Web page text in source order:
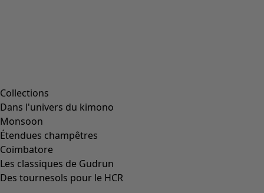
Collections
Dans l'univers du kimono
Monsoon
Étendues champêtres
Coimbatore
Les classiques de Gudrun
Des tournesols pour le HCR